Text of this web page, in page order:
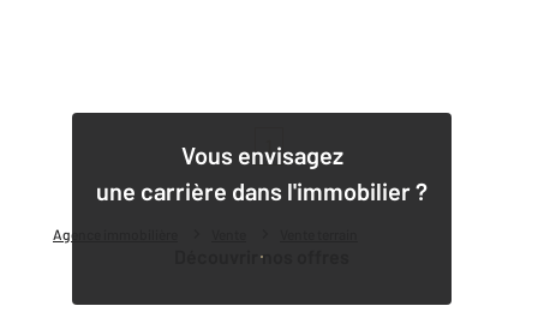
Agence immobilière
Vous envisagez
une carrière dans l'immobilier ?
Découvrir nos offres